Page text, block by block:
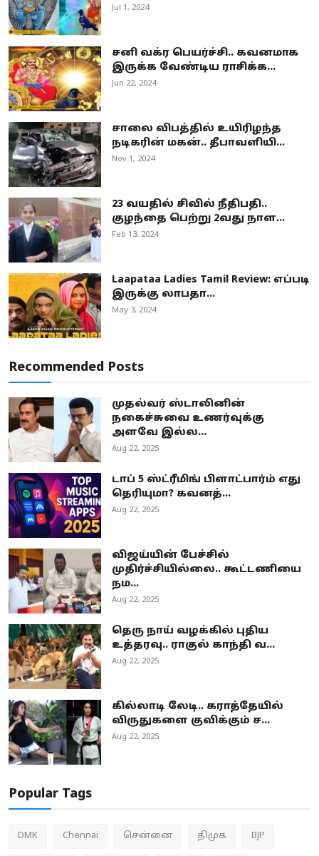
Jul 1, 2024
சனி வக்ர பெயர்ச்சி.. கவனமாக
இருக்க வேண்டிய ராசிக்க...
Jun 22, 2024
சாலை விபத்தில் உயிரிழந்த
நடிகரின் மகன்.. தீபாவளியி...
Nov 1, 2024
23 வயதில் சிவில் நீதிபதி..
குழந்தை பெற்று 2வது நாள...
Feb 13, 2024
Laapataa Ladies Tamil Review: எப்படி
இருக்கு லாபதா...
May 3, 2024
Recommended Posts
முதல்வர் ஸ்டாலினின்
நகைச்சுவை உணர்வுக்கு
அளவே இல்ல...
Aug 22, 2025
டாப் 5 ஸ்ட்ரீமிங் பிளாட்பார்ம் எது
தெரியுமா? கவனத்...
Aug 22, 2025
விஜய்யின் பேச்சில்
முதிர்ச்சியில்லை.. கூட்டணியை
நம...
Aug 22, 2025
தெரு நாய் வழக்கில் புதிய
உத்தரவு.. ராகுல் காந்தி வ...
Aug 22, 2025
கில்லாடி லேடி.. கராத்தேயில்
விருதுகளை குவிக்கும் ச...
Aug 22, 2025
Popular Tags
DMK Chennai சென்னை திமுக BJP